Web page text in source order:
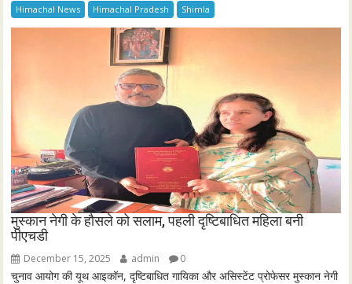
Himachal News Himachal Pradesh Shimla
मुस्कान नेगी के हौसले को सलाम, पहली दृष्टिबाधित महिला बनी
पीएचडी
December 15, 2025 admin 0
चुनाव आयोग की यूथ आइकॉन, दृष्टिबाधित गायिका और असिस्टेंट प्रोफेसर मुस्कान नेगी